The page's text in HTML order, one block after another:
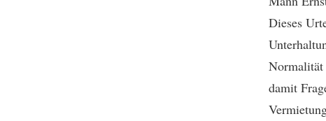
Dieses
Normalität
damit